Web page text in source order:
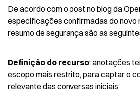
De acordo com o post no blog da
especificações confirmadas do novo
resumo de segurança são as
Definição do recurso: anotações
escopo mais restrito, para captar o
relevante das conversas iniciais